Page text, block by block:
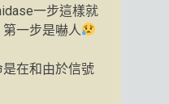
一步這樣就
一步是嚇人
在和由於信號